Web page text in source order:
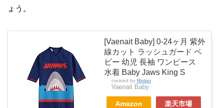
ょう。
[Vaenait Baby] 0-24ヶ月 紫外
線カット ラッシュガード ベ
ビー 幼児 長袖 ワンピース
水着 Baby Jaws King S
created by Rinker
Vaenait Baby
Amazon 楽天市場